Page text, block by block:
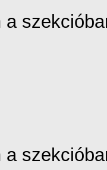
a
a